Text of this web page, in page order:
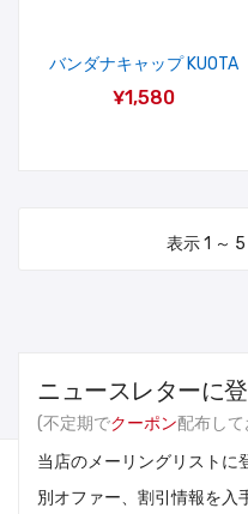
バンダナキャップ KUOTA
¥1,580
表示 1 ～
ニュースレターに
(不定期でクーポン配布し
当店のメーリングリストに
別オファー、割引情報を入